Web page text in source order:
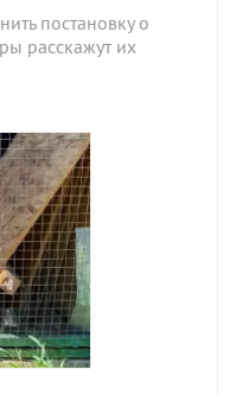
постановку о
расскажут их